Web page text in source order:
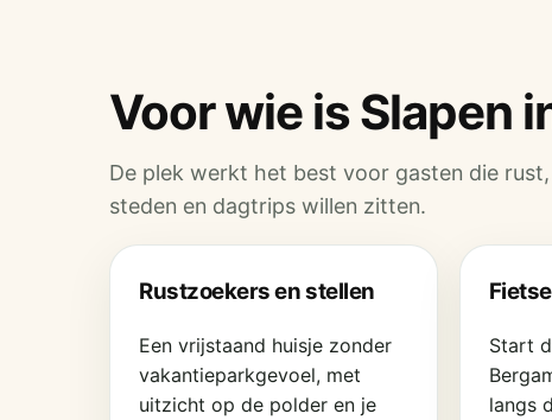
Voor wie is Slapen
De plek werkt het best voor gasten die
steden en dagtrips willen zitten.
Rustzoekers en stellen
Een vrijstaand huisje zonder
vakantieparkgevoel, met
uitzicht op de polder en je
Start
langs